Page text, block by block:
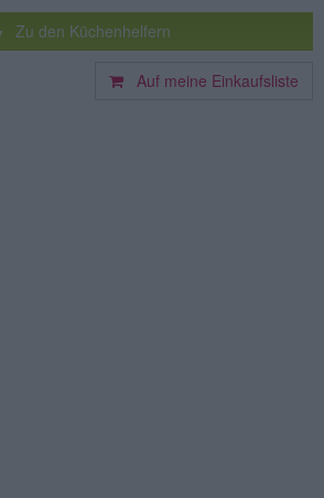
Zu den Küchenhelfern
Auf meine Einkaufsliste